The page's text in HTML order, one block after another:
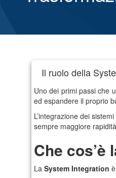
Il ruolo della
Uno dei primi passi che
ed espandere il proprio
L’integrazione dei
sempre maggiore
Che cos’è
La System Integration